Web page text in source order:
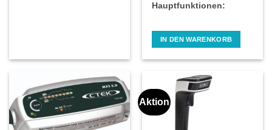
Hauptfunktionen:
IN DEN WARENKORB
Aktion